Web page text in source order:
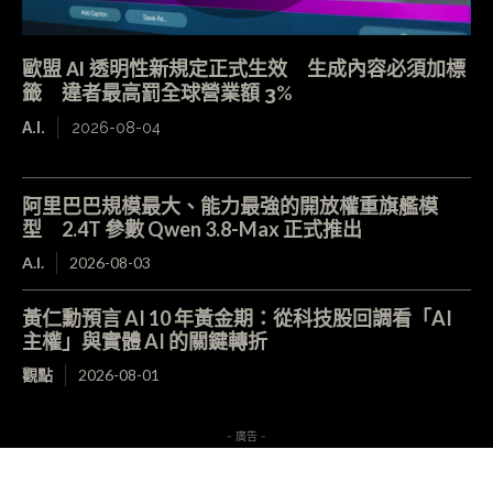
歐盟 AI 透明性新規定正式生效 生成內容必須加標
籤 違者最高罰全球營業額 3%
A.I. 2026-08-04
阿里巴巴規模最大、能力最強的開放權重旗艦模
型 2.4T 參數 Qwen 3.8-Max 正式推出
A.I. 2026-08-03
黃仁勳預言 AI 10 年黃金期：從科技股回調看「AI
主權」與實體 AI 的關鍵轉折
觀點 2026-08-01
- 廣告 -